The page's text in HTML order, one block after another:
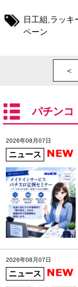
日工組 ラッキ
ペーン
＜
パチンコ
2026年08月07日
ニュース
2026年08月07日
ニュース